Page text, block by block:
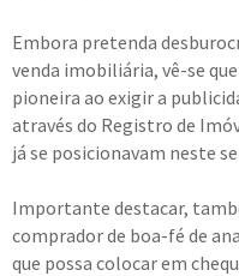
Embora pretenda
venda imobiliária, vê-se
pioneira ao exigir a
através do Registro de
já se posicionavam neste
Importante destacar,
comprador de boa-fé de
que possa colocar em